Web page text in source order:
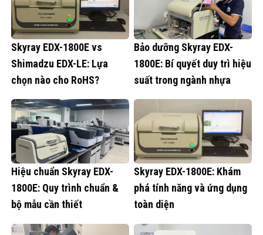
Skyray EDX-1800E vs
Shimadzu EDX-LE: Lựa
chọn nào cho RoHS?
Bảo dưỡng Skyray EDX-
1800E: Bí quyết duy trì hiệu
suất trong ngành nhựa
Hiệu chuẩn Skyray EDX-
1800E: Quy trình chuẩn &
bộ mẫu cần thiết
Skyray EDX-1800E: Khám
phá tính năng và ứng dụng
toàn diện